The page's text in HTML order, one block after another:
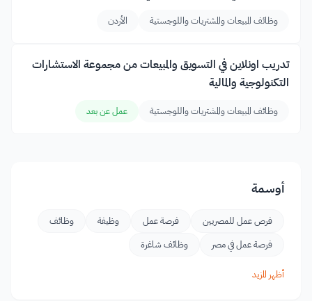
وظائف المبيعات والمشتريات واللوجستية الأردن
تدريب اونلاين في التسويق والمبيعات من مجموعة الاستشارات
التكنولوجية والمالية
وظائف المبيعات والمشتريات واللوجستية عمل عن بعد
أوسمة
فرص عمل للمصريين فرصة عمل وظيفة
وظائف
فرصة عمل في مصر
وظائف شاغرة
أظهر المزيد